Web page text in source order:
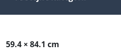
59.4 × 84.1 cm